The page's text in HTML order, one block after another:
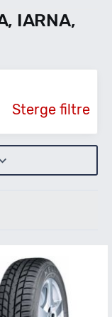
IARNA,
Sterge filtre